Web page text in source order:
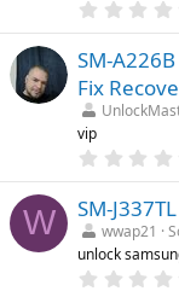
SM-
Fix
vip
W SM-
wwap21
unlock